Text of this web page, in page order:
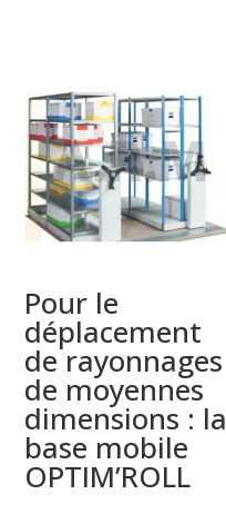
Pour le
déplacement
de rayonnages
de moyennes
dimensions : la
base mobile
OPTIM’ROLL